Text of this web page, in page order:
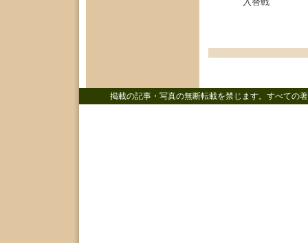
掲載の記事・写真の無断転載を禁じます。すべての